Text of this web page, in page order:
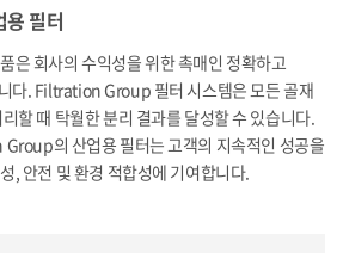
용 필터
은 회사의 수익성을 위한 촉매인 정확하고
다. Filtration Group 필터 시스템은 모든 골재
할 때 탁월한 분리 결과를 달성할 수 있습니다.
의 산업용 필터는 고객의 지속적인 성공을
, 안전 및 환경 적합성에 기여합니다.